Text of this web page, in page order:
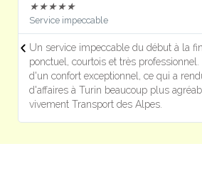
★★★★★
Service impeccable
Un service impeccable du début à la
ponctuel, courtois et très
d'un confort exceptionnel, ce qui a
d'affaires à Turin beaucoup plus
vivement Transport des Alpes.